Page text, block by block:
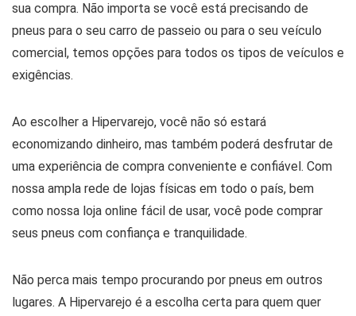
sua compra. Não importa se você está precisando de
pneus para o seu carro de passeio ou para o seu veículo
comercial, temos opções para todos os tipos de veículos e
exigências.
Ao escolher a Hipervarejo, você não só estará
economizando dinheiro, mas também poderá desfrutar de
uma experiência de compra conveniente e confiável. Com
nossa ampla rede de lojas físicas em todo o país, bem
como nossa loja online fácil de usar, você pode comprar
seus pneus com confiança e tranquilidade.
Não perca mais tempo procurando por pneus em outros
lugares. A Hipervarejo é a escolha certa para quem quer